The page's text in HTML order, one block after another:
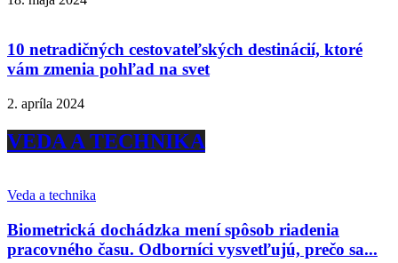
10 netradičných cestovateľských destinácií, ktoré
vám zmenia pohľad na svet
2. apríla 2024
VEDA A TECHNIKA
Veda a technika
Biometrická dochádzka mení spôsob riadenia
pracovného času. Odborníci vysvetľujú, prečo sa...